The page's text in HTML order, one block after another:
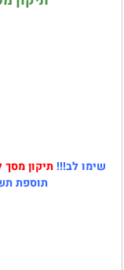
שימו לב!!!תיקון מסך
תוספת